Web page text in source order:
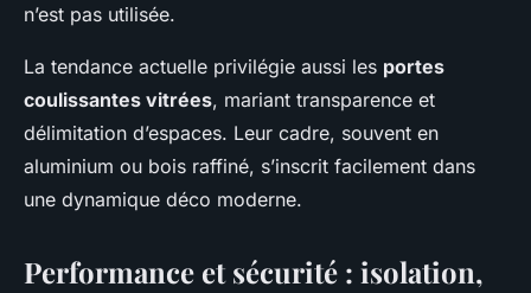
n’est pas utilisée.
La tendance actuelle privilégie aussi les portes
coulissantes vitrées, mariant transparence et
délimitation d’espaces. Leur cadre, souvent en
aluminium ou bois raffiné, s’inscrit facilement dans
une dynamique déco moderne.
Performance et sécurité : isolation,